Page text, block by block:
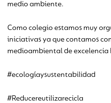
medio ambiente.
Como colegio estamos muy
iniciativas ya que contamos
medioambiental de excelencia
#ecologíaysustentabilidad
#Reducereutilizarecicla